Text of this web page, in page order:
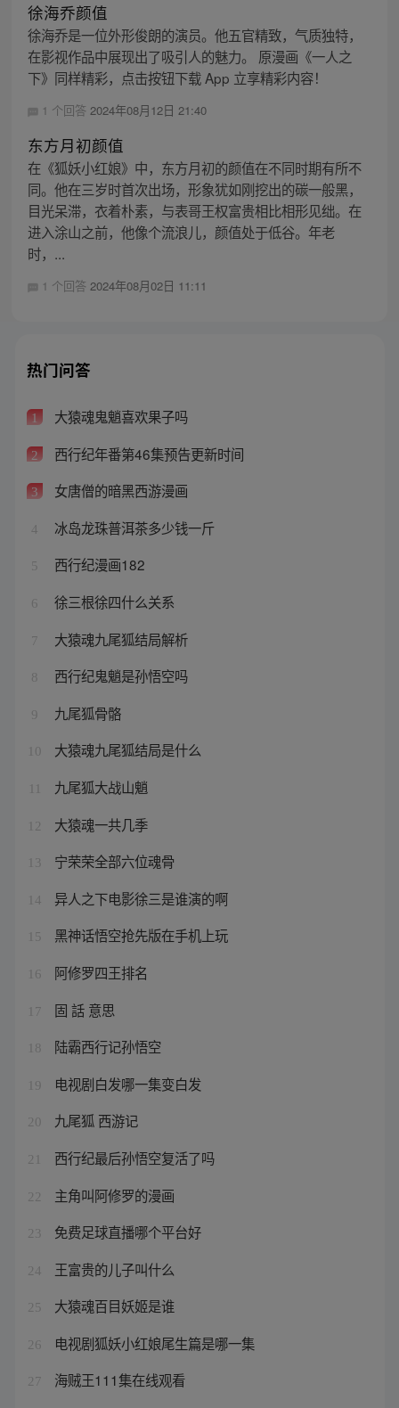
徐海乔颜值
徐海乔是一位外形俊朗的演员。他五官精致，气质独特，
在影视作品中展现出了吸引人的魅力。 原漫画《一人之
下》同样精彩，点击按钮下载 App 立享精彩内容！
1 个回答 2024年08月12日 21:40
东方月初颜值
在《狐妖小红娘》中，东方月初的颜值在不同时期有所不
同。他在三岁时首次出场，形象犹如刚挖出的碳一般黑，
目光呆滞，衣着朴素，与表哥王权富贵相比相形见绌。在
进入涂山之前，他像个流浪儿，颜值处于低谷。年老
时，...
1 个回答 2024年08月02日 11:11
热门问答
1 大猿魂鬼魈喜欢果子吗
2 西行纪年番第46集预告更新时间
3 女唐僧的暗黑西游漫画
4 冰岛龙珠普洱茶多少钱一斤
5 西行纪漫画182
6 徐三根徐四什么关系
7 大猿魂九尾狐结局解析
8 西行纪鬼魈是孙悟空吗
9 九尾狐骨骼
10 大猿魂九尾狐结局是什么
九尾狐大战山魈
12 大猿魂一共几季
13 宁荣荣全部六位魂骨
14 异人之下电影徐三是谁演的啊
15 黑神话悟空抢先版在手机上玩
16 阿修罗四王排名
17 固 話 意思
18 陆霸西行记孙悟空
19 电视剧白发哪一集变白发
20 九尾狐 西游记
21 西行纪最后孙悟空复活了吗
22 主角叫阿修罗的漫画
23 免费足球直播哪个平台好
24 王富贵的儿子叫什么
25 大猿魂百目妖姬是谁
26 电视剧狐妖小红娘尾生篇是哪一集
27
海贼王111集在线观看